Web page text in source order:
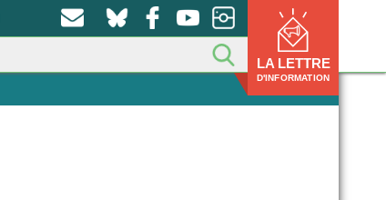
LA LETTRE
D'INFORMATION